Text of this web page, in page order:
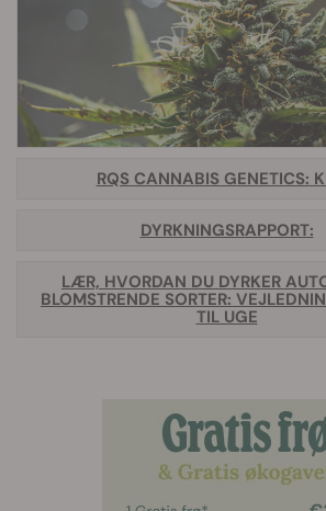
RQS CANNABIS GENETICS:
DYRKNINGSRAPPORT:
LÆR, HVORDAN DU DYRKER
BLOMSTRENDE SORTER:
TIL UGE